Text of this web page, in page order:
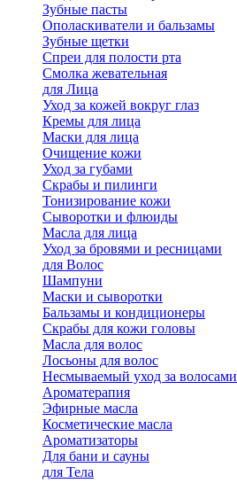
Зубные пасты
Ополаскиватели и бальзамы
Зубные щетки
Спреи для полости рта
Смолка жевательная
для Лица
Уход за кожей вокруг глаз
Кремы для лица
Маски для лица
Очищение кожи
Уход за губами
Скрабы и пилинги
Тонизирование кожи
Сыворотки и флюиды
Масла для лица
Уход за бровями и ресницами
для Волос
Шампуни
Маски и сыворотки
Бальзамы и кондиционеры
Скрабы для кожи головы
Масла для волос
Лосьоны для волос
Несмываемый уход за волосами
Ароматерапия
Эфирные масла
Косметические масла
Ароматизаторы
Для бани и сауны
для Тела